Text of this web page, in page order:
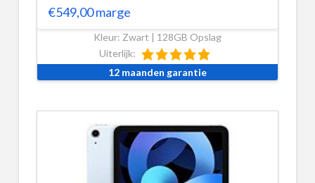
€549,00marge
Kleur: Zwart | 128GB Opslag
Uiterlijk:
12 maanden garantie